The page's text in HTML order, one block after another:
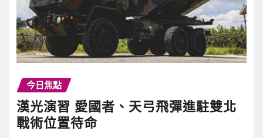
今日焦點
漢光演習 愛國者、天弓飛彈進駐雙北
戰術位置待命